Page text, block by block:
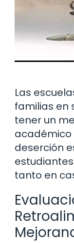
Las
familias en
tener un
académico
deserción
tanto en